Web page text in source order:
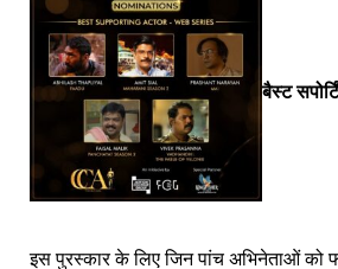
बैस्ट
इस पुरस्कार के लिए जिन पांच अभिनेताओं को